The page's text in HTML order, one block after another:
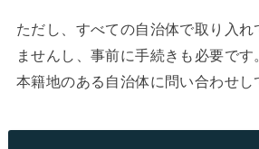
ただし、すべての自治体で取り入れ
ませんし、事前に手続きも必要です
本籍地のある自治体に問い合わせし